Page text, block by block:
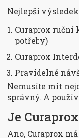
Nejlepší
Curaprox ruční
potřeby)
Curaprox
Pravidelné
Nemusíte mít
správný. A
Je
Ano, Curaprox